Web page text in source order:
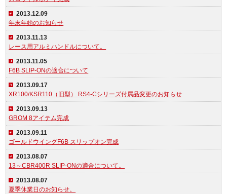
2013.12.09
年末年始のお知らせ
2013.11.13
レース用アルミハンドルについて。
2013.11.05
F6B SLIP-ONの適合について
2013.09.17
XR100/KSR110（旧型） RS4-Cシリーズ付属品変更のお知らせ
2013.09.13
GROM 8アイテム完成
2013.09.11
ゴールドウイングF6B スリップオン完成
2013.08.07
13～CBR400R SLIP-ONの適合について。
2013.08.07
夏季休業日のお知らせ。